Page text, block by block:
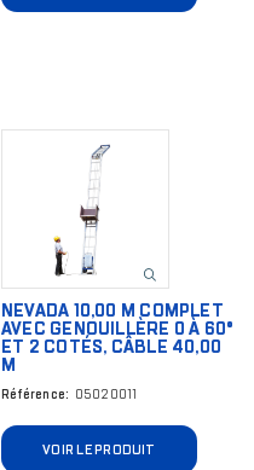
NEVADA 10,00 M COMPLET
AVEC GENOUILLÈRE 0 À 60°
ET 2 COTÉS, CÂBLE 40,00
M
Référence 05020011
VOIR LE PRODUIT